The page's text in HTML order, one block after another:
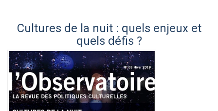
Cultures de la nuit : quels enjeux et
quels défis ?